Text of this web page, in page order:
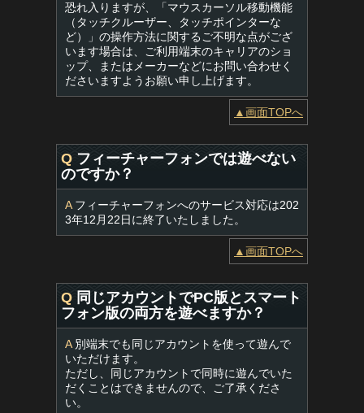
恐れ入りますが、「マウスカーソル移動機能
（タッチクルーザー、タッチポインターな
ど）」の操作方法に関するご不明な点がござ
います場合は、ご利用端末のキャリアのショ
ップ、またはメーカーなどにお問い合わせく
ださいますようお願い申し上げます。
▲画面TOPへ
Q フィーチャーフォンでは遊べない
のですか？
Aフィーチャーフォンへのサービス対応は202
3年12月22日に終了いたしました。
▲画面TOPへ
Q 同じアカウントでPC版とスマート
フォン版の両方を遊べますか？
A別端末でも同じアカウントを使って遊んで
いただけます。
ただし、同じアカウントで同時に遊んでいた
だくことはできませんので、ご了承くださ
い。